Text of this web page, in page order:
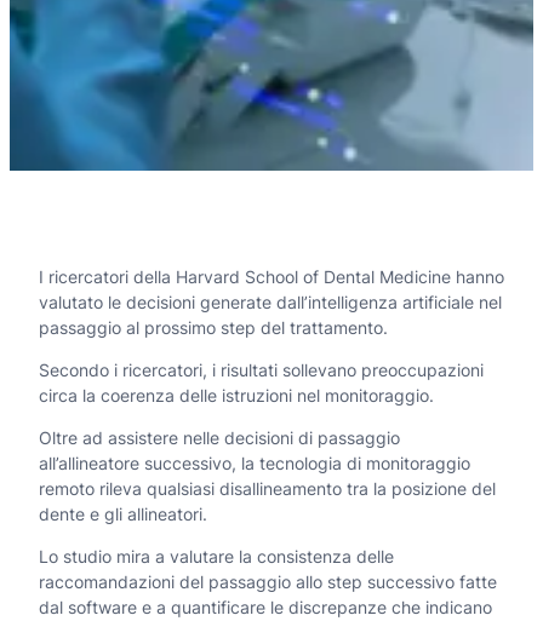
I ricercatori della Harvard School of Dental Medicine hanno
valutato le decisioni generate dall’intelligenza artificiale nel
passaggio al prossimo step del trattamento.
Secondo i ricercatori, i risultati sollevano preoccupazioni
circa la coerenza delle istruzioni nel monitoraggio.
Oltre ad assistere nelle decisioni di passaggio
all’allineatore successivo, la tecnologia di monitoraggio
remoto rileva qualsiasi disallineamento tra la posizione del
dente e gli allineatori.
Lo studio mira a valutare la consistenza delle
raccomandazioni del passaggio allo step successivo fatte
dal software e a quantificare le discrepanze che indicano